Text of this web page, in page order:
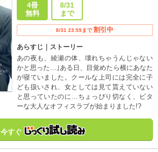
4冊
無料
8/31
まで
8/31 23:59まで 割引中
あらすじ｜ストーリー
あの夜も、綾瀬の体、壊れちゃうんじゃない
かと思った…｣ある日、目覚めたら横にあなた
が寝ていました。クールな上司には完全に子
ども扱いされ、女としては見て貰えていない
と思っていたのに…ちょっぴり切なく、ビタ
ーな大人なオフィスラブが始まりました!?
今すぐ